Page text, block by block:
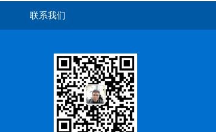
联系我们